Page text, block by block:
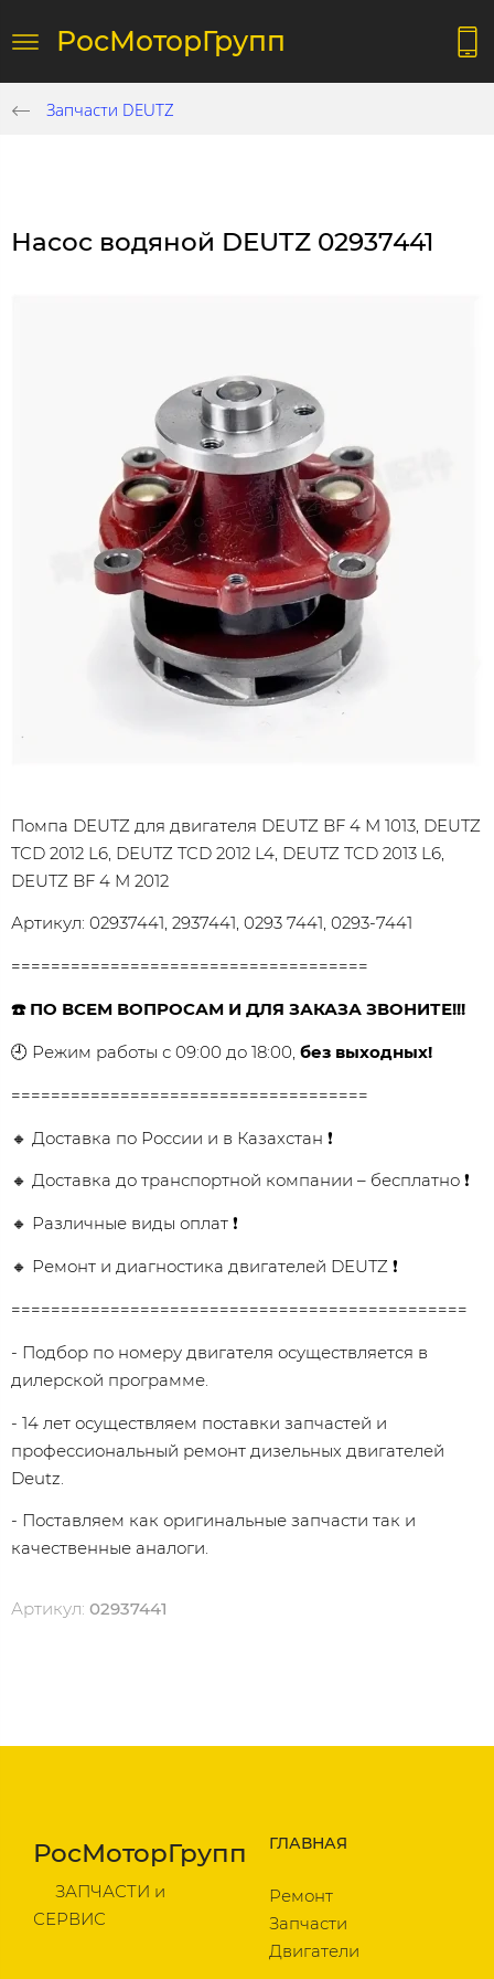
РосМоторГрупп
Запчасти DEUTZ
Насос водяной DEUTZ 02937441
Помпа DEUTZ для двигателя DEUTZ BF 4 M 1013, DEUTZ
TCD 2012 L6, DEUTZ TCD 2012 L4, DEUTZ TCD 2013 L6,
DEUTZ BF 4 M 2012
Артикул: 02937441, 2937441, 0293 7441, 0293-7441
====================================
☎️ ПО ВСЕМ ВОПРОСАМ И ДЛЯ ЗАКАЗА ЗВОНИТЕ!!!
🕘 Режим работы с 09:00 до 18:00, без выходных!
====================================
🔸 Доставка по России и в Казахстан ❗
🔸 Доставка до транспортной компании – бесплатно ❗
🔸 Различные виды оплат ❗
🔸 Ремонт и диагностика двигателей DEUTZ ❗
==============================================
- Подбор по номеру двигателя осуществляется в
дилерской программе.
- 14 лет осуществляем поставки запчастей и
профессиональный ремонт дизельных двигателей
Dеutz.
- Поставляем как оригинальные запчасти так и
качественные аналоги.
Артикул: 02937441
РосМоторГрупп
ЗАПЧАСТИ и
СЕРВИС
ГЛАВНАЯ
Ремонт
Запчасти
Двигатели